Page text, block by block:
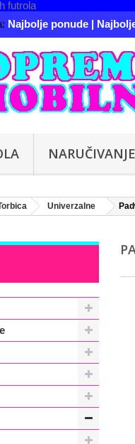
Najbolje ponude |
NARUČIVANJE
Univerzalne